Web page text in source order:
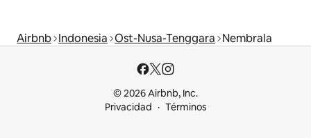
Airbnb Indonesia Ost-Nusa-Tenggara Nembrala
© 2026 Airbnb, Inc.
Privacidad
Términos